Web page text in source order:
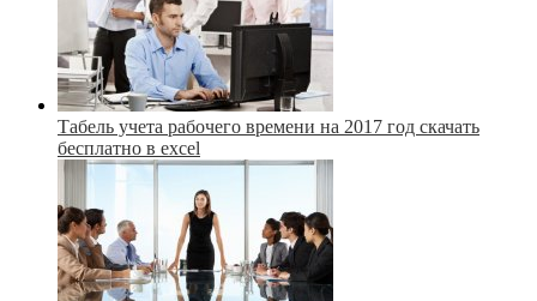
Табель учета рабочего времени на 2017 год скачать
бесплатно в excel